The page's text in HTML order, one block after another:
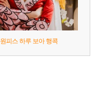
원피스 하루 보아 행콕